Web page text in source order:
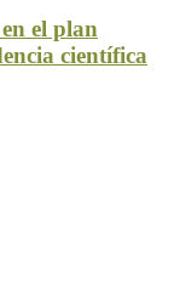
el plan
científica